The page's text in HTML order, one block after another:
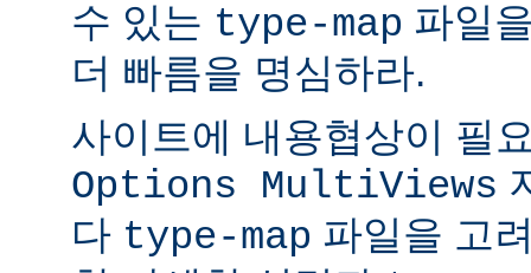
수 있는 type-map 파일
더 빠름을 명심하라.
사이트에 내용협상이 필
Options MultiViews
다 type-map 파일을 고